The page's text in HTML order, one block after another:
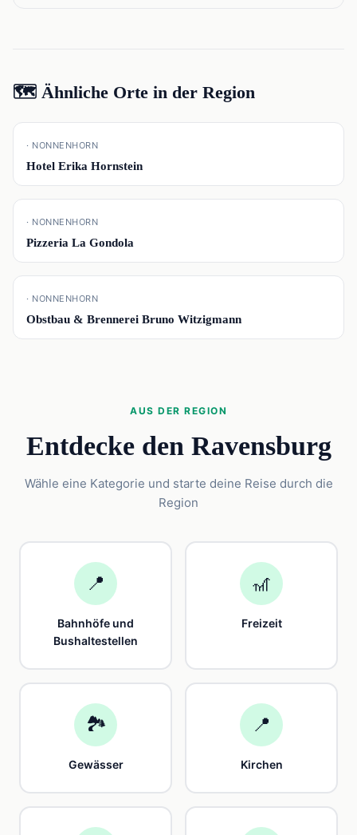
🗺️ Ähnliche Orte in der Region
📍
· NONNENHORN
Hotel Erika Hornstein
📍
· NONNENHORN
Pizzeria La Gondola
📍
· NONNENHORN
Obstbau & Brennerei Bruno Witzigmann
AUS DER REGION
Entdecke den Ravensburg
Wähle eine Kategorie und starte deine Reise durch die
Region
📍
Bahnhöfe und
Bushaltestellen
🎢
Freizeit
🏞️
Gewässer
📍
Kirchen